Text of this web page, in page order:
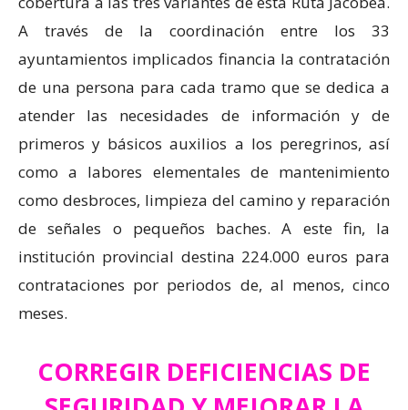
A través de la coordinación entre los 33
ayuntamientos implicados financia la contratación
de una persona para cada tramo que se dedica a
atender las necesidades de información y de
primeros y básicos auxilios a los peregrinos, así
como a labores elementales de mantenimiento
como desbroces, limpieza del camino y reparación
de señales o pequeños baches. A este fin, la
institución provincial destina 224.000 euros para
contrataciones por periodos de, al menos, cinco
meses.
CORREGIR DEFICIENCIAS DE